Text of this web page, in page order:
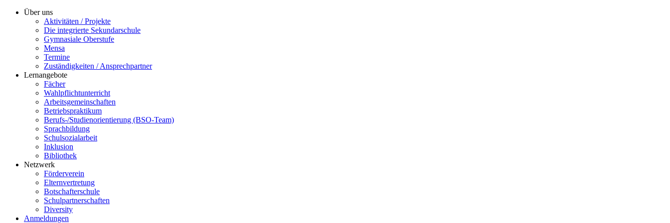
Über uns
Aktivitäten / Projekte
Die integrierte Sekundarschule
Gymnasiale Oberstufe
Mensa
Termine
Zuständigkeiten / Ansprechpartner
Lernangebote
Fächer
Wahlpflichtunterricht
Arbeitsgemeinschaften
Betriebspraktikum
Berufs-/Studienorientierung (BSO-Team)
Sprachbildung
Schulsozialarbeit
Inklusion
Bibliothek
Netzwerk
Förderverein
Elternvertretung
Botschafterschule
Schulpartnerschaften
Diversity
Anmeldungen